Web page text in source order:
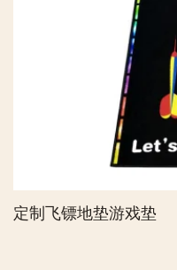
定制飞镖地垫游戏垫